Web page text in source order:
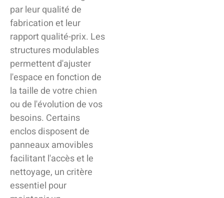
par leur qualité de
fabrication et leur
rapport qualité-prix. Les
structures modulables
permettent d'ajuster
l'espace en fonction de
la taille de votre chien
ou de l'évolution de vos
besoins. Certains
enclos disposent de
panneaux amovibles
facilitant l'accès et le
nettoyage, un critère
essentiel pour